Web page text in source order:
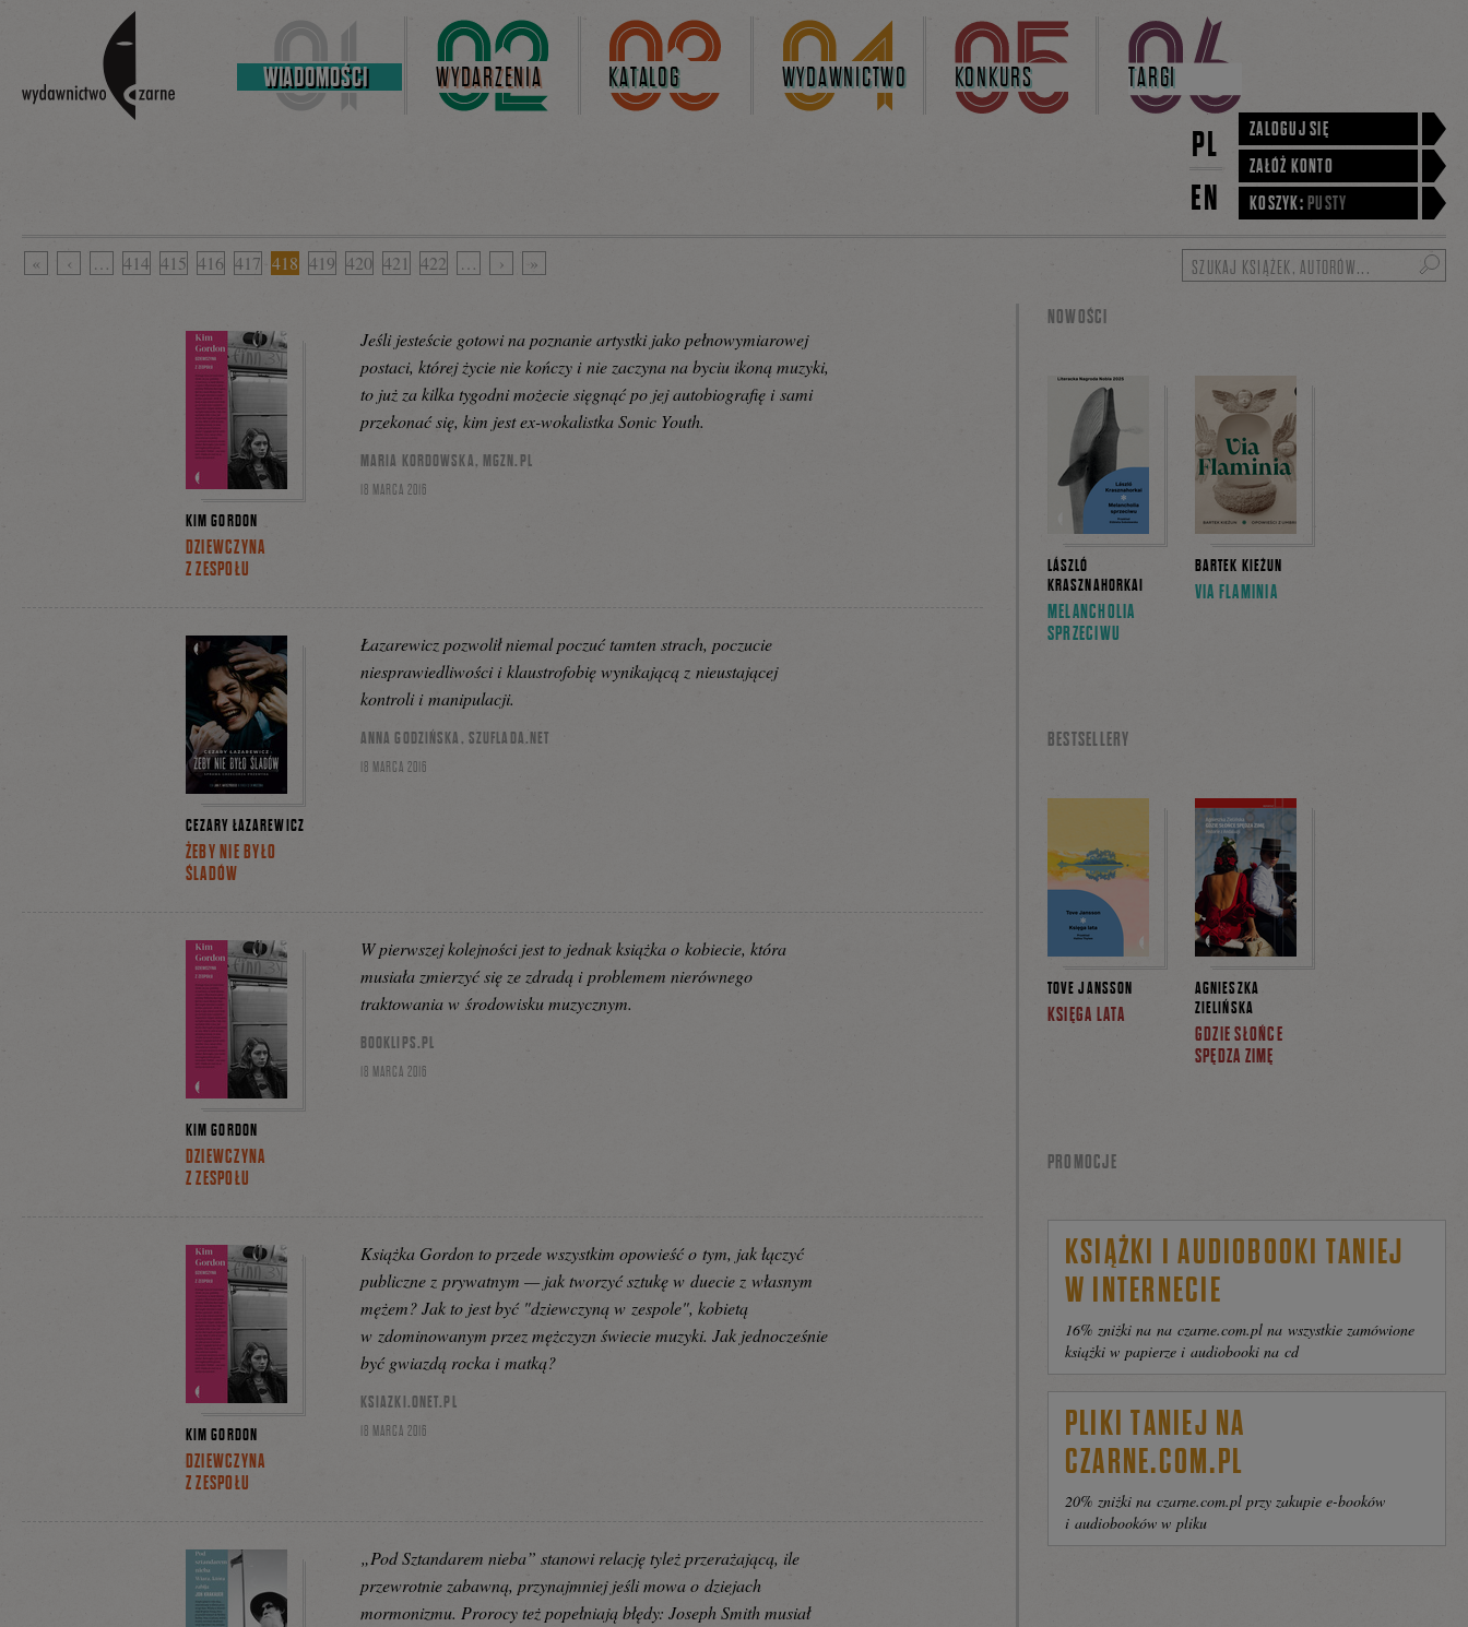
WIADOMOŚCI WYDARZENIA KATALOG WYDAWNICTWO KONKURS TARGI
PL
EN
ZALOGUJ SIĘ
ZAŁÓŻ KONTO
KOSZYK: PUSTY
« ‹ … 414 415 416 417 418 419 420 421 422 … › »
KIM GORDON
DZIEWCZYNA
Z ZESPOŁU
Jeśli jesteście gotowi na poznanie artystki jako pełnowymiarowej
postaci, której życie nie kończy i nie zaczyna na byciu ikoną muzyki,
to już za kilka tygodni możecie sięgnąć po jej autobiografię i sami
przekonać się, kim jest ex-wokalistka Sonic Youth.
MARIA KORDOWSKA, MGZN.PL
18 MARCA 2016
CEZARY ŁAZAREWICZ
ŻEBY NIE BYŁO
ŚLADÓW
Łazarewicz pozwolił niemal poczuć tamten strach, poczucie
niesprawiedliwości i klaustrofobię wynikającą z nieustającej
kontroli i manipulacji.
ANNA GODZIŃSKA, SZUFLADA.NET
18 MARCA 2016
KIM GORDON
DZIEWCZYNA
Z ZESPOŁU
W pierwszej kolejności jest to jednak książka o kobiecie, która
musiała zmierzyć się ze zdradą i problemem nierównego
traktowania w środowisku muzycznym.
BOOKLIPS.PL
18 MARCA 2016
KIM GORDON
DZIEWCZYNA
Z ZESPOŁU
Książka Gordon to przede wszystkim opowieść o tym, jak łączyć
publiczne z prywatnym — jak tworzyć sztukę w duecie z własnym
mężem? Jak to jest być "dziewczyną w zespole", kobietą
w zdominowanym przez mężczyzn świecie muzyki. Jak jednocześnie
być gwiazdą rocka i matką?
KSIAZKI.ONET.PL
18 MARCA 2016
„Pod Sztandarem nieba” stanowi relację tyleż przerażającą, ile
przewrotnie zabawną, przynajmniej jeśli mowa o dziejach
mormonizmu. Prorocy też popełniają błędy: Joseph Smith musiał
NOWOŚCI
LÁSZLÓ
KRASZNAHORKAI
MELANCHOLIA
SPRZECIWU
BARTEK KIEŻUN
VIA FLAMINIA
BESTSELLERY
TOVE JANSSON
KSIĘGA LATA
AGNIESZKA
ZIELIŃSKA
GDZIE SŁOŃCE
SPĘDZA ZIMĘ
PROMOCJE
KSIĄŻKI I AUDIOBOOKI TANIEJ
W INTERNECIE
16% zniżki na na czarne.com.pl na wszystkie zamówione
książki w papierze i audiobooki na cd
PLIKI TANIEJ NA
CZARNE.COM.PL
20% zniżki na czarne.com.pl przy zakupie e-booków
i audiobooków w pliku